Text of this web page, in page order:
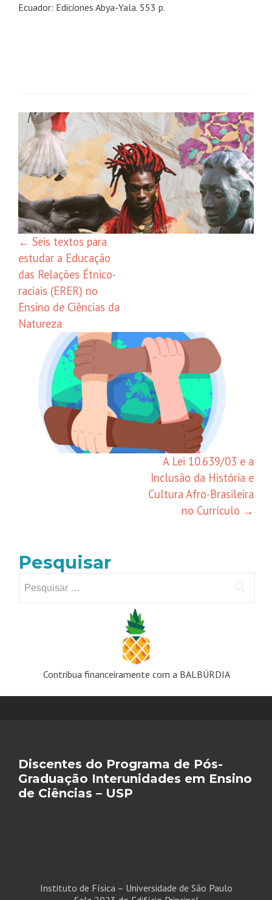
Ecuador: Ediciones Abya-Yala. 553 p.
Navegação
de
posts
← Seis textos para
estudar a Educação
das Relações Étnico-
raciais (ERER) no
Ensino de Ciências da
Natureza
A Lei 10.639/03 e a
Inclusão da História e
Cultura Afro-Brasileira
no Currículo →
Pesquisar
por:
Contribua financeiramente com a BALBÚRDIA
Discentes do Programa de Pós-
Graduação Interunidades em Ensino
de Ciências – USP
Instituto de Física – Universidade de São Paulo